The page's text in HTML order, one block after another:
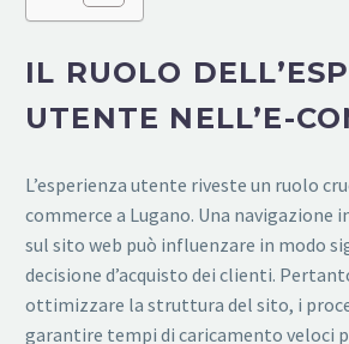
IL RUOLO
UTENTE NELL’E-
L’esperienza utente riveste un ruolo
commerce a Lugano. Una navigazione
sul sito web può influenzare in modo
decisione d’acquisto dei clienti.
ottimizzare la struttura del sito, i
garantire tempi di caricamento veloci